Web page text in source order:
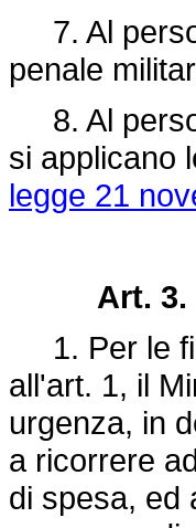
7. Al
penale
8. Al
si applicano
legge 21
Art. 3.
1. Per le
all'art. 1, il
urgenza, in
a ricorrere
di spesa, ed